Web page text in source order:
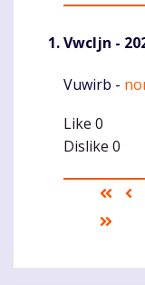
Vwcljn -
Komentaras
Vuwirb -
Like 0
Dislike 0
Pagination
First